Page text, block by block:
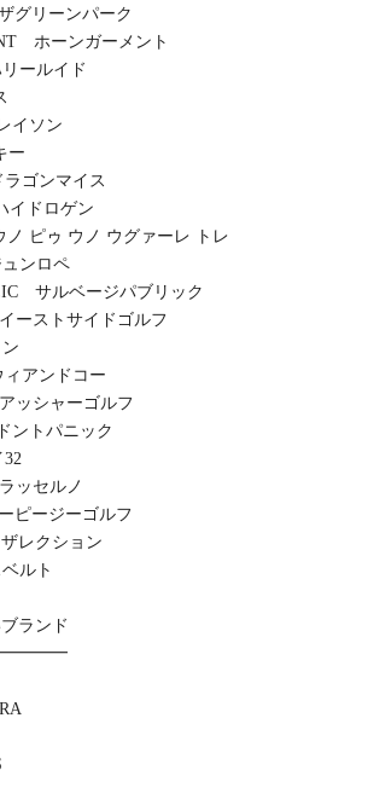
グリーンパーク
ホーンガーメント
ールイド
イソン
ー
ゴンマイス
イドロゲン
ノ ピゥ ウノ ウグァーレ トレ
ンロペ
サルベージパブリック
ーストサイドゴルフ
アンドコー
ッシャーゴルフ
ントパニック
ッセルノ
ピージーゴルフ
レクション
ルト
ランド